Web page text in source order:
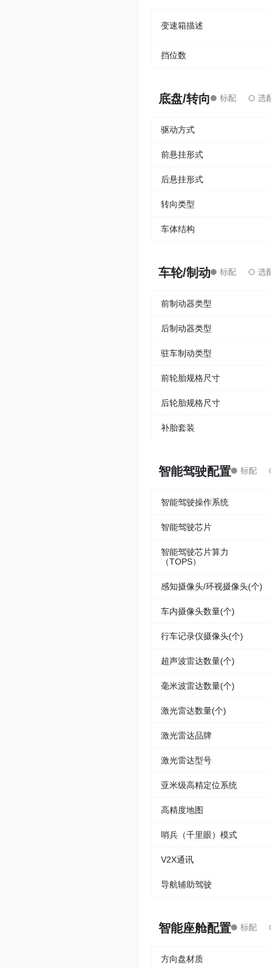
变速箱描述
挡位数
底盘/转向
驱动方式
前悬挂形式
后悬挂形式
转向类型
车体结构
车轮/制动
前制动器类型
后制动器类型
驻车制动类型
前轮胎规格尺寸
后轮胎规格尺寸
补胎套装
智能驾驶配置
智能驾驶操作系统
智能驾驶芯片
智能驾驶芯片算力
（TOPS）
感知摄像头/环视摄像头(个)
车内摄像头数量(个)
行车记录仪摄像头(个)
超声波雷达数量(个)
毫米波雷达数量(个)
激光雷达数量(个)
激光雷达品牌
激光雷达型号
亚米级高精定位系统
高精度地图
哨兵（千里眼）模式
V2X通讯
导航辅助驾驶
智能座舱配置
方向盘材质